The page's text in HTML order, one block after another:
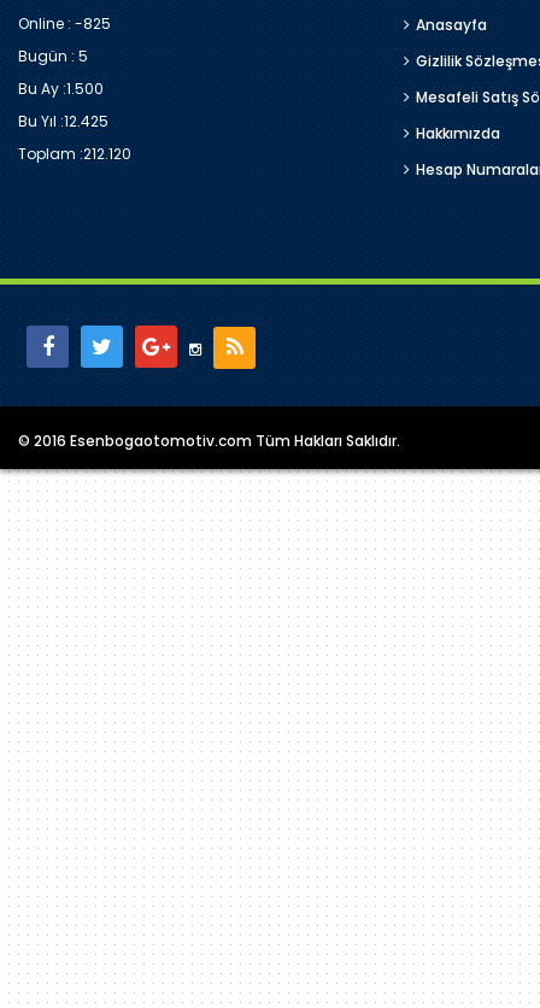
Online : -825
Bugün :5
Bu Ay :1.500
Bu Yıl :12.425
Toplam :212.120
Anasayfa
Gizlilik
Mesafeli Satış
Hakkımızda
Hesap
© 2016 Esenbogaotomotiv.com Tüm Hakları Saklıdır.